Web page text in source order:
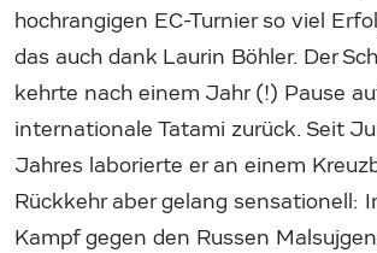
hochrangigen EC-Turnier so viel
das auch dank Laurin Böhler. Der
kehrte nach einem Jahr (!) Pause
internationale Tatami zurück. Seit
Jahres laborierte er an einem
Rückkehr aber gelang sensationell:
Kampf gegen den Russen